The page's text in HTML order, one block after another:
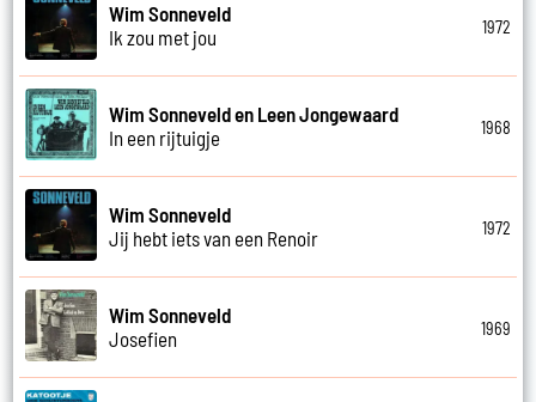
Wim Sonneveld
Ik zou met jou
1972
Wim Sonneveld en Leen Jongewaard
In een rijtuigje
1968
Wim Sonneveld
Jij hebt iets van een Renoir
1972
Wim Sonneveld
Josefien
1969